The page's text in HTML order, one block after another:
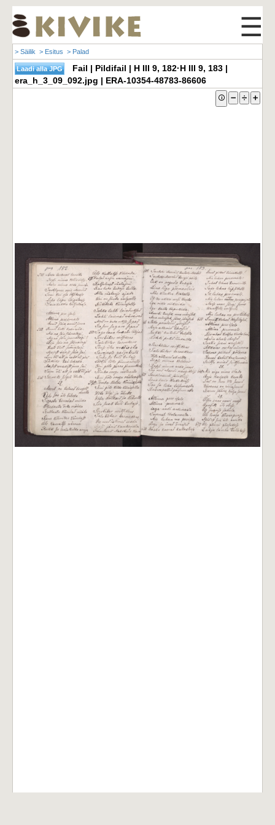
☰
> Säilik > Esitus > Palad
Fail | Pildifail | H III 9, 182·H III 9, 183 |
era_h_3_09_092.jpg | ERA-10354-48783-86606